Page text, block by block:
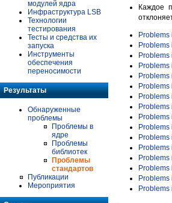
модулей ядра
Инфраструктура LSB
Технологии
тестирования
Тесты и средства их
запуска
Инструменты
обеспечения
переносимости
Результаты
Обнаруженные
проблемы
Проблемы в
ядре
Проблемы
библиотек
Проблемы
стандартов
Публикации
Мероприятия
Каждое
Problems
Problems
Problems
Problems
Problems
Problems
Problems
Problems
Problems
Problems
Problems
Problems
Problems
Problems
Problems
Problems